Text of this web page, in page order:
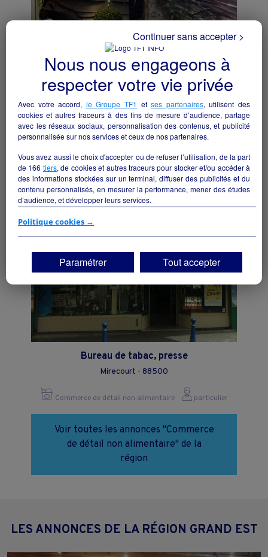
Commerce - Droit au bail
Colmar - 68000
Commerce de détail non alimentaire particulier
Bureau de tabac, presse
Mirecourt - 88500
Commerce de détail non alimentaire particulier
Voir toutes les annonces "Commerce
de détail non alimentaire" de la
région
LES ANNONCES DE LA RÉGION GRAND EST
Nous nous engageons à
respecter votre vie privée
Avec votre accord, le Groupe TF1 etses partenaires, utilisent des
cookies et autres traceurs à des fins de mesure d’audience, partage
avec les réseaux sociaux, personnalisation des contenus, et publicité
personnalisée sur nos services et ceux de nos partenaires.
Vous avez aussi le choix d'accepter ou de refuser l’utilisation, de la part
de 166 tiers, de cookies et autres traceurs pour stocker et/ou accéder à
des informations stockées sur un terminal, diffuser des publicités et du
contenu personnalisés, en mesurer la performance, mener des études
d’audience, et développer leurs services.
Si vous continuez sans accepter, les fonctionnalités liées à la
vos centres d'intérêt. Seuls lescookies/traceurs techniquesseront
déposés et lus sur votre terminal.
Vous pouvez exprimer vos choix en cliquant sur "Tout accepter",
"Continuer sans accepter" ou "Paramétrer", et les modifier à tout
moment en cliquant sur le lien "Paramétrez vos choix" situé en bas de
Politique cookies →
Paramétrer
Continuer sans accepter >
Tout accepter